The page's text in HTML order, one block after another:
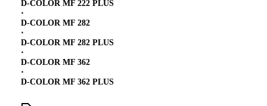
D-COLOR MF 222 PLUS
⋅
D-COLOR MF 282
⋅
D-COLOR MF 282 PLUS
⋅
D-COLOR MF 362
⋅
D-COLOR MF 362 PLUS